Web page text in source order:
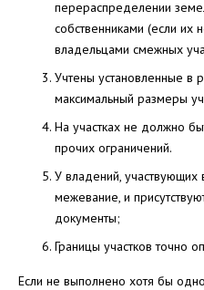
перераспределении
собственниками (если их
владельцами смежных
Учтены установленные в
максимальный размеры
На участках не должно
прочих ограничений.
У владений,
межевание, и
документы;
Границы участков точно
Если не выполнено хотя бы